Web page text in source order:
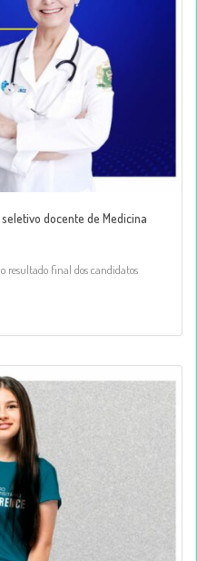
docente de Medicina
resultado final dos candidatos